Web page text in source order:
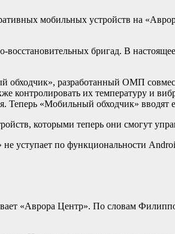
мобильных устройств на
бригад. В
разработанный ОМП
контролировать их температуру и
Теперь «Мобильный обходчик» вводят
которыми теперь они смогут
уступает по функциональности
«Аврора Центр». По словам